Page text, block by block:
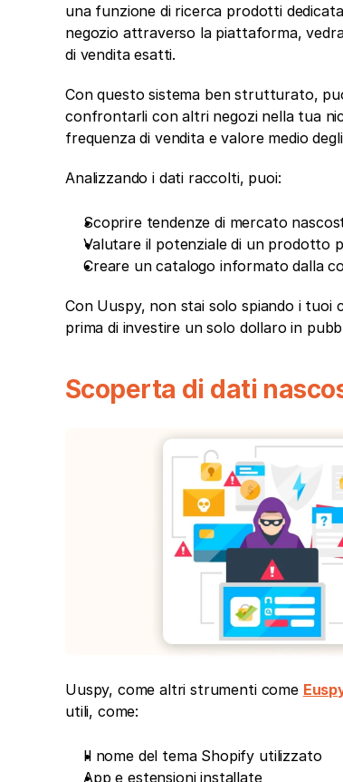
una funzione di ricerca prodotti
negozio attraverso la piattaforma,
di vendita esatti.
Con questo sistema ben strutturato,
confrontarli con altri negozi nella tua
frequenza di vendita e valore medio
Analizzando i dati raccolti, puoi:
Scoprire tendenze di mercato
Valutare il potenziale di un prodotto
Creare un catalogo informato dalla
Con Uuspy, non stai solo spiando i
prima di investire un solo dollaro in
Scoperta di dati
Uuspy, come altri strumenti come
utili, come:
Il nome del tema Shopify utilizzato
App e estensioni installate